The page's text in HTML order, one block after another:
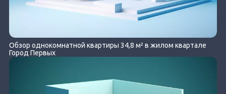
Обзор однокомнатной квартиры 34,8 м² в жилом квартале
Город Первых